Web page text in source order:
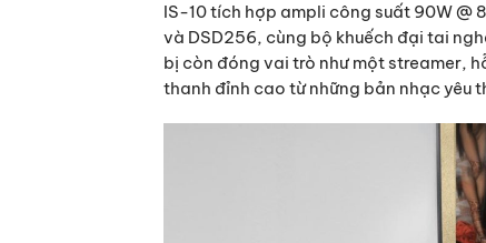
IS-10 tích hợp ampli công suất 90W
và DSD256, cùng bộ khuếch đại tai
bị còn đóng vai trò như một streamer,
thanh đỉnh cao từ những bản nhạc yêu